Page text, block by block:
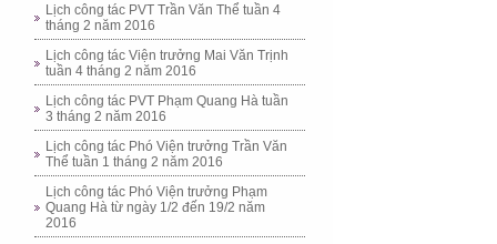
Lịch công tác PVT Trần Văn Thể tuần 4
tháng 2 năm 2016
Lịch công tác Viện trưởng Mai Văn Trịnh
tuần 4 tháng 2 năm 2016
Lịch công tác PVT Phạm Quang Hà tuần
3 tháng 2 năm 2016
Lịch công tác Phó Viện trưởng Trần Văn
Thể tuần 1 tháng 2 năm 2016
Lịch công tác Phó Viện trưởng Phạm
Quang Hà từ ngày 1/2 đến 19/2 năm
2016